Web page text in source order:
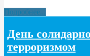
Подробнее...
День
терроризмом